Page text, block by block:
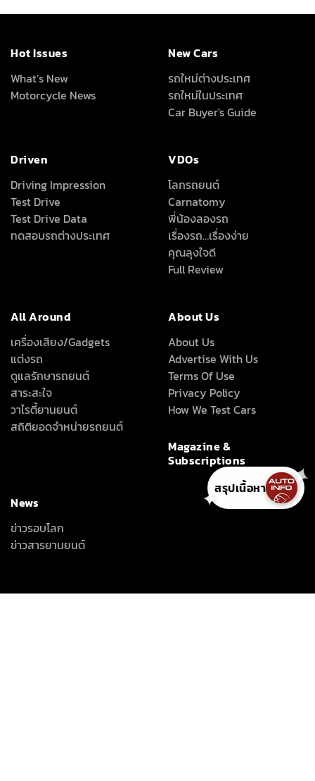
✦
สรุปเนื้อหา
Hot Issues
What’s New
Motorcycle News
New Cars
รถใหม่ต่างประเทศ
รถใหม่ในประเทศ
Car Buyer's Guide
Driven
Driving Impression
Test Drive
Test Drive Data
ทดสอบรถต่างประเทศ
VDOs
โลกรถยนต์
Carnatomy
พี่น้องลองรถ
เรื่องรถ…เรื่องง่าย
คุณลุงใจดี
Full Review
All Around
เครื่องเสียง/Gadgets
แต่งรถ
ดูแลรักษารถยนต์
สาระสะใจ
วาไรตี้ยานยนต์
สถิติยอดจำหน่ายรถยนต์
About Us
About Us
Advertise With Us
Terms Of Use
Privacy Policy
How We Test Cars
Magazine &
Subscriptions
News
ข่าวรอบโลก
ข่าวสารยานยนต์